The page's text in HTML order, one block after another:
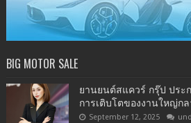
BIG MOTOR SALE
ยานยนต์สแควร์ กรุ๊ป ประ
การเติบโตของงานใหญ่กล
September 12, 2025